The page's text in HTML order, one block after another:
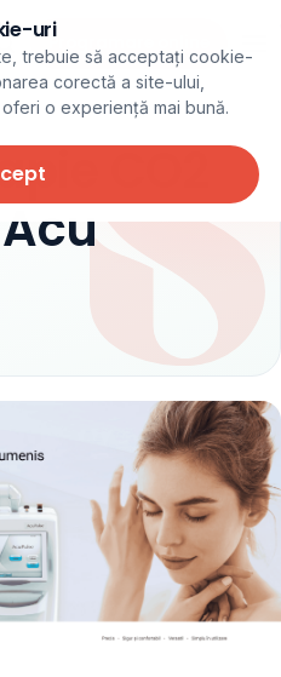
Programare online
CO2
uri
trebuie să acceptați cookie-
corectă a site-ului,
o experiență mai bună.